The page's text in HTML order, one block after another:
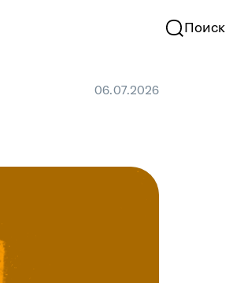
Поиск
06.07.2026